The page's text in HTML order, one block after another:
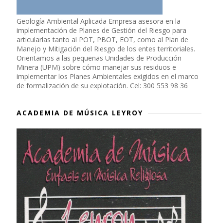
Geología Ambiental Aplicada Empresa asesora en la
implementación de Planes de Gestión del Riesgo para
articularlas tanto al POT, PBOT, EOT, como al Plan de
Manejo y Mitigación del Riesgo de los entes territoriales.
Orientamos a las pequeñas Unidades de Producción
Minera (UPM) sobre cómo manejar sus residuos e
implementar los Planes Ambientales exigidos en el marco
de formalización de su explotación. Cel: 300 553 98 36
ACADEMIA DE MÚSICA LEYROY